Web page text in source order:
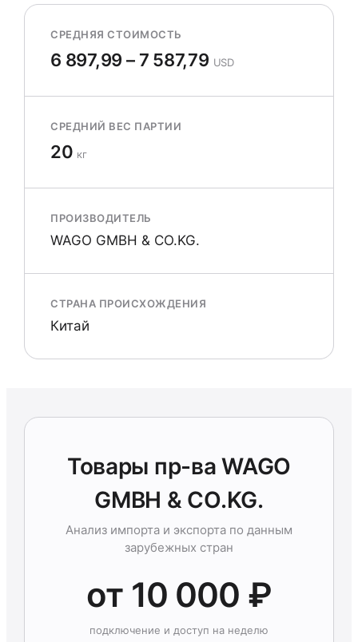
СРЕДНЯЯ СТОИМОСТЬ
6 897,99 – 7 587,79 USD
СРЕДНИЙ ВЕС ПАРТИИ
20 кг
ПРОИЗВОДИТЕЛЬ
WAGO GMBH & CO.KG.
СТРАНА ПРОИСХОЖДЕНИЯ
Китай
Товары пр-ва WAGO
GMBH & CO.KG.
Анализ импорта и экспорта по данным
зарубежных стран
от 10 000 ₽
подключение и доступ на неделю